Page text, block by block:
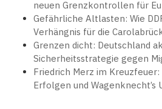
neuen Grenzkontrollen für
Gefährliche Altlasten: Wie
Verhängnis für die
Grenzen dicht: Deutschland
Sicherheitsstrategie gegen
Friedrich Merz im Kreuzfeuer:
Erfolgen und Wagenknecht’s